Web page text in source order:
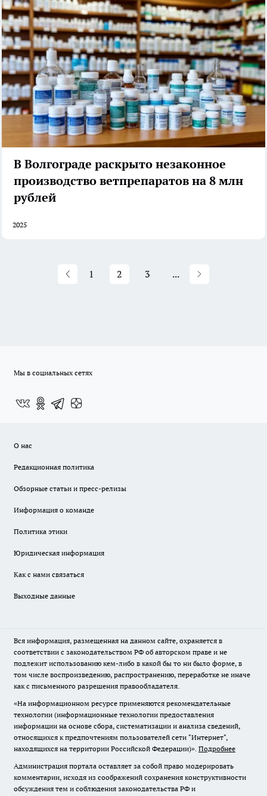
В Волгограде раскрыто незаконное
производство ветпрепаратов на 8 млн
рублей
2025
1 2 3 ...
Мы в социальных сетях
О нас
Редакционная политика
Обзорные статьи и пресс-релизы
Информация о команде
Политика этики
Юридическая информация
Как с нами связаться
Выходные данные
Вся информация, размещенная на данном сайте, охраняется в
соответствии с законодательством РФ об авторском праве и не
подлежит использованию кем-либо в какой бы то ни было форме, в
том числе воспроизведению, распространению, переработке не иначе
как с письменного разрешения правообладателя.
«На информационном ресурсе применяются рекомендательные
технологии (информационные технологии предоставления
информации на основе сбора, систематизации и анализа сведений,
относящихся к предпочтениям пользователей сети "Интернет",
находящихся на территории Российской Федерации)». Подробнее
Администрация портала оставляет за собой право модерировать
комментарии, исходя из соображений сохранения конструктивности
обсуждения тем и соблюдения законодательства РФ и